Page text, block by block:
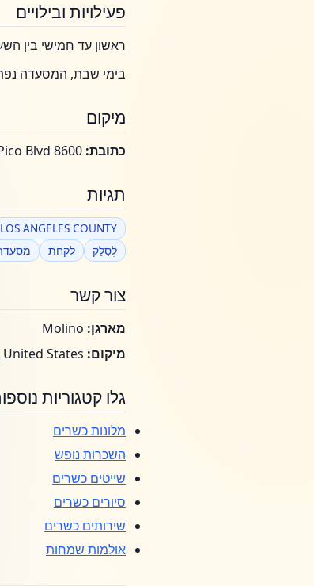
פעילויות ובילויים
ראשון עד חמישי בין השעות 11:00 ל-21:00, עם הפסקה בצהריים בין השעות 15:00 ל-
בימי שבת, המסעדה
מיקום
כתובת:
תגיות
LOS ANGELES COUNTY
לְסַלֵק
לקחת
צור קשר
מארגן:
מיקום:
גלו קטגוריות
מלונות כשרים
השכרות נופש
שייטים כשרים
סיורים כשרים
שירותים כשרים
אולמות שמחות